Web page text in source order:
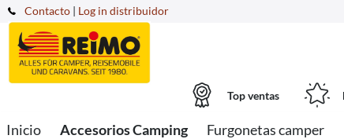
Contacto | Log in distribuidor
Top ventas
Inicio Accesorios Camping Furgonetas camper